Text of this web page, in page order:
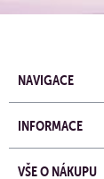
NAVIGACE
INFORMACE
VŠE O NÁKUPU